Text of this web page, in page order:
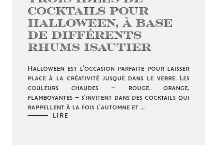
cocktails pour
Halloween, à base
de différents
rhums Isautier
Halloween est l’occasion parfaite pour laisser
place à la créativité jusque dans le verre. Les
couleurs chaudes – rouge, orange,
flamboyantes – s’invitent dans des cocktails qui
rappellent à la fois l’automne et ...
LIRE